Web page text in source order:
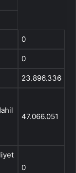
0
0
23.896.336
47.066.051
0